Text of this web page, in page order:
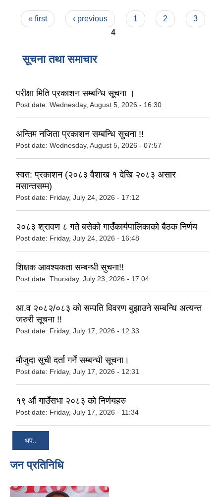
Pages
« first ‹ previous 1 2
3
4
सूचना तथा समाचार
परीक्षा मिति प्रकाशन सम्बन्धि सूचना ।
Post date: Wednesday, August 5, 2026 - 16:30
अन्तिम नजिता प्रकाशन सम्बन्धि सुचना !!
Post date: Wednesday, August 5, 2026 - 07:57
स्वत: प्रकाशन (२०८३ वैशाख १ देखि २०८३ असार
मसान्तसम्म)
Post date: Friday, July 24, 2026 - 17:12
२०८३ श्रावण ८ गते बसेको गाउँकार्यपालिकाको बैठक निर्णय
Post date: Friday, July 24, 2026 - 16:48
शिक्षक आवश्यकता सम्बन्धी सुचना!!
Post date: Thursday, July 23, 2026 - 17:04
आ.व २०८२/०८३ को सम्पति विवरण बुझाउने सम्बन्धि अत्यन्त
जरुरी सूचना !!
Post date: Friday, July 17, 2026 - 12:33
मौजुदा सूची दर्ता गर्ने सम्बन्धी सूचना।
Post date: Friday, July 17, 2026 - 12:31
१९ औं गाउँसभा २०८३ को निर्णयहरु
Post date: Friday, July 17, 2026 - 11:34
थप..
जन प्रतिनिधि